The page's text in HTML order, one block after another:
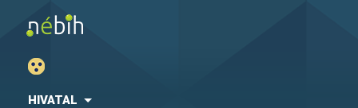
HIVATAL